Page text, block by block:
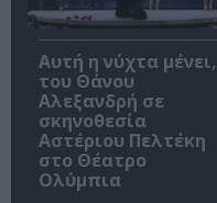
Αυτή η νύχτα μένει,
του Θάνου
Αλεξανδρή σε
σκηνοθεσία
Αστέριου Πελτέκη
στο Θέατρο
Ολύμπια